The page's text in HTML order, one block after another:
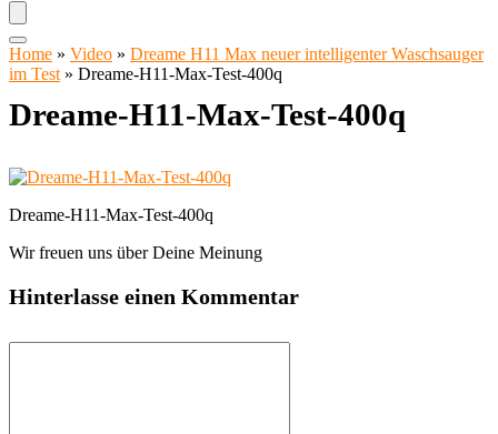
Home » Video » Dreame H11 Max neuer intelligenter Waschsauger
im Test » Dreame-H11-Max-Test-400q
Dreame-H11-Max-Test-400q
Dreame-H11-Max-Test-400q
Wir freuen uns über Deine Meinung
Hinterlasse einen Kommentar